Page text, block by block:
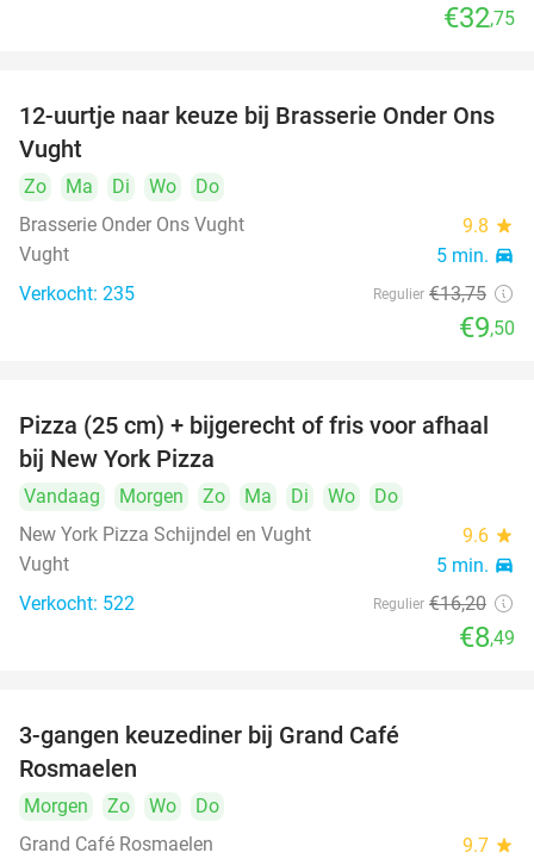
€32,75
31%
12-uurtje naar keuze bij Brasserie Onder Ons
Vught
Zo Ma Di Wo
Do
Brasserie Onder Ons Vught
9.8 star
Vught 5 min. directions_car
Verkocht: 235 Regulier €13,75
€9,50
48%
Pizza (25 cm) + bijgerecht of fris voor afhaal
bij New York Pizza
Vandaag Morgen Zo Ma Di Wo
Do
New York Pizza Schijndel en Vught
9.6 star
Vught 5 min. directions_car
Verkocht: 522 Regulier €16,20
€8,49
3-gangen keuzediner bij Grand Café
Rosmaelen
Morgen Zo Wo
Do
Grand Café Rosmaelen
9.7 star